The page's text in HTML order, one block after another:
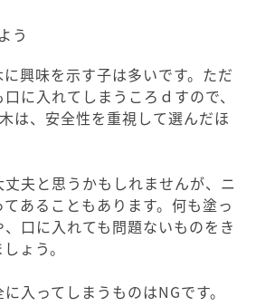
う
興味を示す子は多いです。ただ
に入れてしまうころｄすので、
は、安全性を重視して選んだほ
夫と思うかもしれませんが、ニ
あることもあります。何も塗っ
口に入れても問題ないものをき
ょう。
入ってしまうものはNGです。